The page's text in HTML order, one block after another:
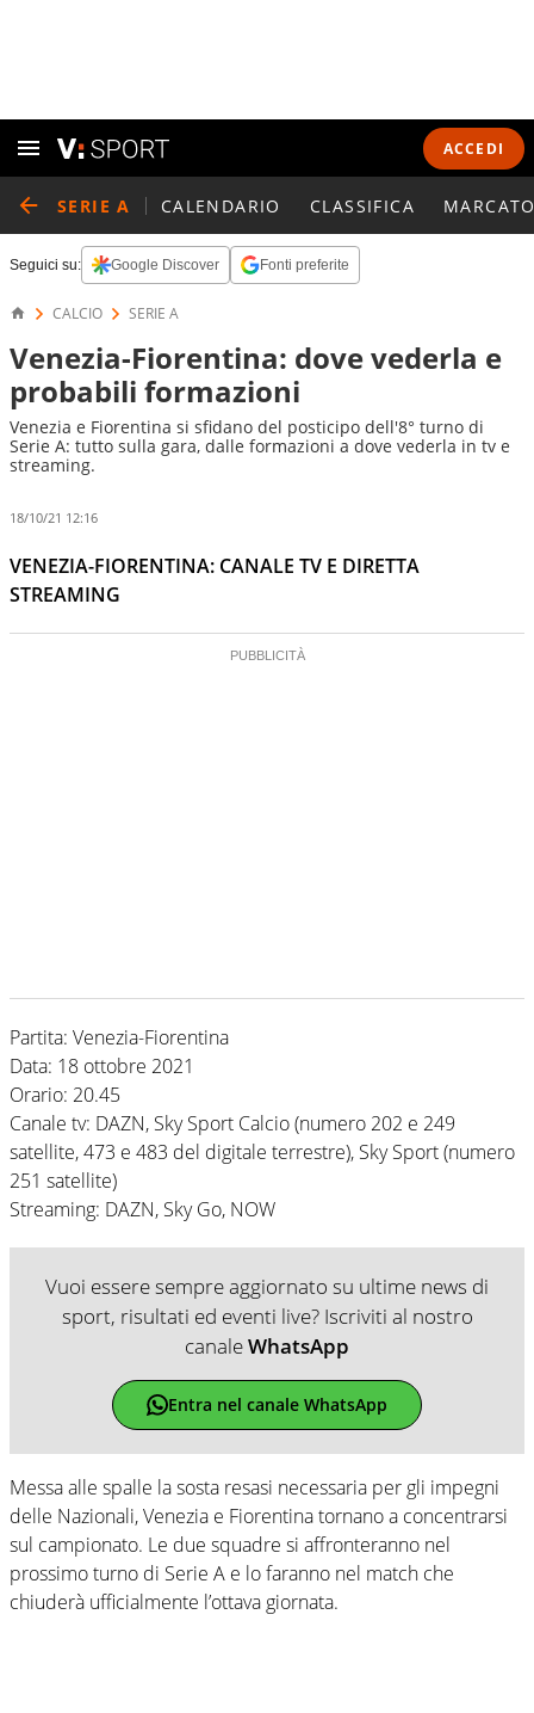
ACCEDI
SERIE A CALENDARIO CLASSIFICA
Seguici su: Google Discover Fonti preferite
CALCIO SERIE A
Venezia-Fiorentina: dove vederla e
probabili formazioni
Venezia e Fiorentina si sfidano del posticipo dell'8° turno di
Serie A: tutto sulla gara, dalle formazioni a dove vederla in tv e
streaming.
18/10/21 12:16
VENEZIA-FIORENTINA: CANALE TV E DIRETTA
STREAMING
Partita: Venezia-Fiorentina
Data: 18 ottobre 2021
Orario: 20.45
Canale tv: DAZN, Sky Sport Calcio (numero 202 e 249
satellite, 473 e 483 del digitale terrestre), Sky Sport (numero
251 satellite)
Streaming: DAZN, Sky Go, NOW
Vuoi essere sempre aggiornato su ultime news di
sport, risultati ed eventi live? Iscriviti al nostro
canaleWhatsApp
Entra nel canale WhatsApp
Messa alle spalle la sosta resasi necessaria per gli impegni
delle Nazionali, Venezia e Fiorentina tornano a concentrarsi
sul campionato. Le due squadre si affronteranno nel
prossimo turno di Serie A e lo faranno nel match che
chiuderà ufficialmente l’ottava giornata.